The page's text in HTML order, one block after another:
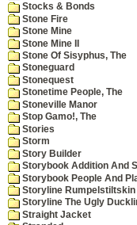
Stocks & Bonds
Stone Fire
Stone Mine
Stone Mine II
Stone Of Sisyphus, The
Stoneguard
Stonequest
Stonetime People, The
Stoneville Manor
Stop Gamo!, The
Stories
Storm
Story Builder
Storybook Addition And
Storybook People And
Storyline Rumpelstiltskin
Storyline The Ugly
Straight Jacket